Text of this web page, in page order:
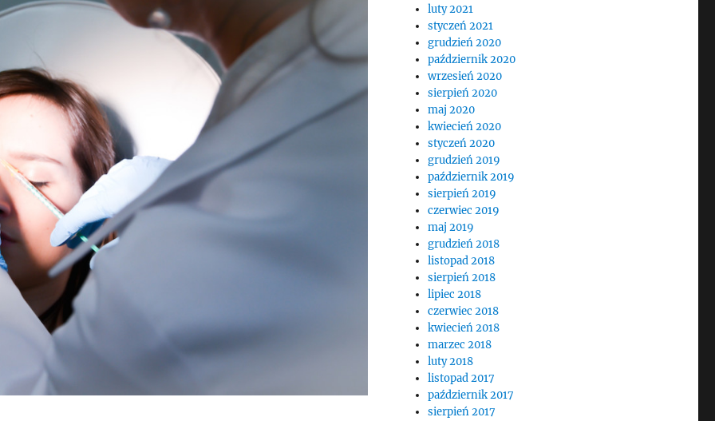
luty 2021
styczeń 2021
grudzień 2020
październik 2020
wrzesień 2020
sierpień 2020
maj 2020
kwiecień 2020
styczeń 2020
grudzień 2019
październik 2019
sierpień 2019
czerwiec 2019
maj 2019
grudzień 2018
listopad 2018
sierpień 2018
lipiec 2018
czerwiec 2018
kwiecień 2018
marzec 2018
luty 2018
listopad 2017
październik 2017
sierpień 2017